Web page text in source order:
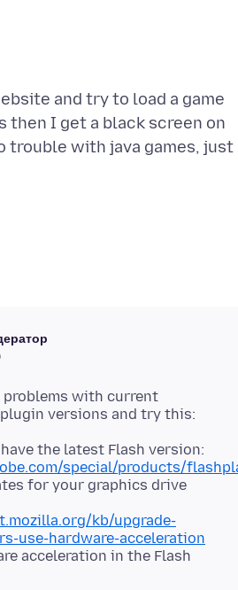
and try to load a game
then I get a black screen on
trouble with java games, just
problems with current
the latest Flash version:
special/products/
for your graphics drive
kb/upgrade-
use-hardware-acceleration
acceleration in the Flash